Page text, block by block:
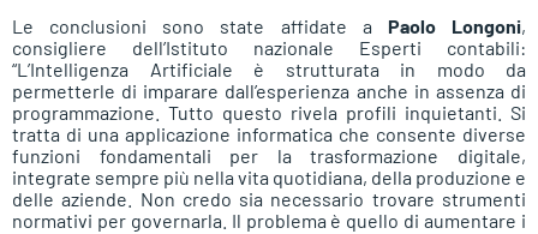
Le conclusioni sono state affidate a Paolo Longoni,
consigliere dell’Istituto nazionale Esperti contabili:
“L’Intelligenza Artificiale è strutturata in modo da
permetterle di imparare dall’esperienza anche in assenza di
programmazione. Tutto questo rivela profili inquietanti. Si
tratta di una applicazione informatica che consente diverse
funzioni fondamentali per la trasformazione digitale,
integrate sempre più nella vita quotidiana, della produzione e
delle aziende. Non credo sia necessario trovare strumenti
normativi per governarla. Il problema è quello di aumentare i